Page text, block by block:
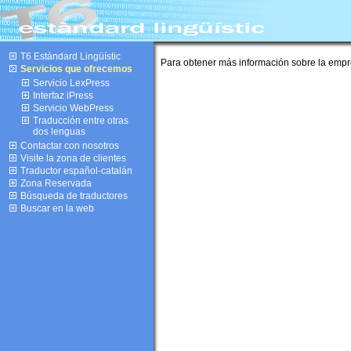
T6 Estàndard Lingüístic
Servicios que ofrecemos
Servicio LexPress
Interfaz iPress
Servicio WebPress
Traducción entre otras
dos lenguas
Contactar con nosotros
Visite la zona de clientes
Traductor español-catalán
Zona Reservada
Búsqueda de traductores
Buscar en la web
Para obtener más información sobre la